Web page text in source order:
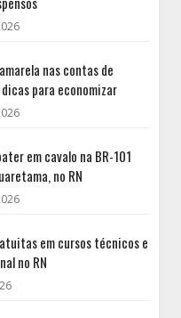
nas contas de
para economizar
em cavalo na BR-101
no RN
em cursos técnicos e
no RN